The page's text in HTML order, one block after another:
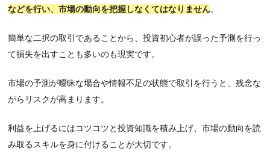
などを行い、市場の動向を把握しなくてはなりません。
簡単な二択の取引であることから、投資初心者が誤った予測を行っ
て損失を出すことも多いのも現実です。
市場の予測が曖昧な場合や情報不足の状態で取引を行うと、残念な
がらリスクが高まります。
利益を上げるにはコツコツと投資知識を積み上げ、市場の動向を読
み取るスキルを身に付けることが大切です。